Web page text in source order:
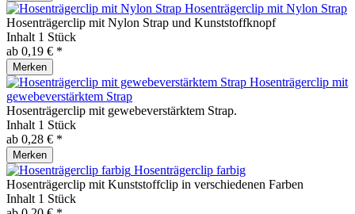
Hosenträgerclip mit Nylon Strap
Hosenträgerclip mit Nylon Strap und Kunststoffknopf
Inhalt 1 Stück
ab 0,19 € *
Merken
Hosenträgerclip mit
gewebeverstärktem Strap
Hosenträgerclip mit gewebeverstärktem Strap.
Inhalt 1 Stück
ab 0,28 € *
Merken
Hosenträgerclip farbig
Hosenträgerclip mit Kunststoffclip in verschiedenen Farben
Inhalt 1 Stück